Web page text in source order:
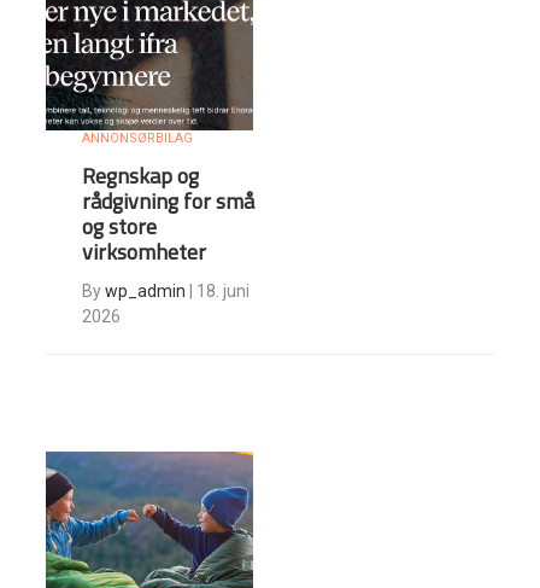
ANNONSØRBILAG
Regnskap og
rådgivning for små
og store
virksomheter
Bywp_admin
18. juni
2026